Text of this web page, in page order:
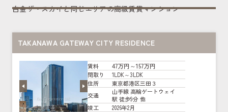
白金ザ・スカイと同じエリアの高級賃貸マンション
TAKANAWA GATEWAY CITY RESIDENCE
賃料 47万円～157万円
間取り
1LDK～3LDK
住所
東京都港区三田３
交通
山手線 高輪ゲートウェイ
駅 徒歩9分 他
竣工
2026年2月